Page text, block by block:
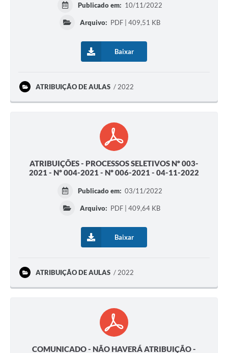
Publicado em: 10/11/2022
Arquivo: PDF | 409,51 KB
Baixar
ATRIBUIÇÃO DE AULAS 2022
ATRIBUIÇÕES - PROCESSOS SELETIVOS Nº 003-
2021 - Nº 004-2021 - Nº 006-2021 - 04-11-2022
Publicado em: 03/11/2022
Arquivo: PDF | 409,64 KB
Baixar
ATRIBUIÇÃO DE AULAS 2022
COMUNICADO - NÃO HAVERÁ ATRIBUIÇÃO -